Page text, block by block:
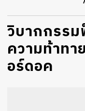
วิบากกรร
ความท้าทา
อร์ดอค